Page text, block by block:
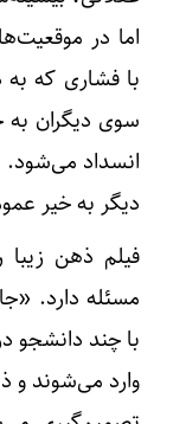
اما در
با فشاری که
سوی دیگران
انسداد
دیگر به خیر
فیلم ذهن زیبا
مسئله دارد.
با چند دانشجو
وارد می‌شوند و